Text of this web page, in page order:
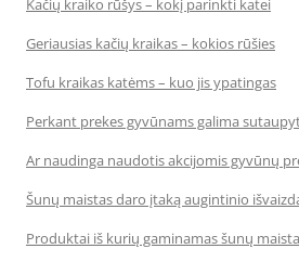
Kačių kraiko rūšys – kokį parinkti katei
Geriausias kačių kraikas – kokios rūšies
Tofu kraikas katėms – kuo jis ypatingas
Perkant prekes gyvūnams galima
Ar naudinga naudotis akcijomis gyvūnų
Šunų maistas daro įtaką augintinio
Produktai iš kurių gaminamas šunų